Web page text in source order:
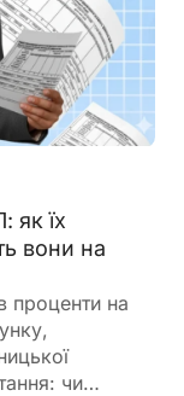
як їх
вони на
проценти на
чи